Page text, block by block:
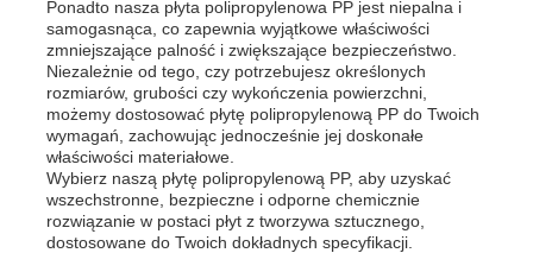
Ponadto nasza płyta polipropylenowa PP jest niepalna i
samogasnąca, co zapewnia wyjątkowe właściwości
zmniejszające palność i zwiększające bezpieczeństwo.
Niezależnie od tego, czy potrzebujesz określonych
rozmiarów, grubości czy wykończenia powierzchni,
możemy dostosować płytę polipropylenową PP do Twoich
wymagań, zachowując jednocześnie jej doskonałe
właściwości materiałowe.
Wybierz naszą płytę polipropylenową PP, aby uzyskać
wszechstronne, bezpieczne i odporne chemicznie
rozwiązanie w postaci płyt z tworzywa sztucznego,
dostosowane do Twoich dokładnych specyfikacji.